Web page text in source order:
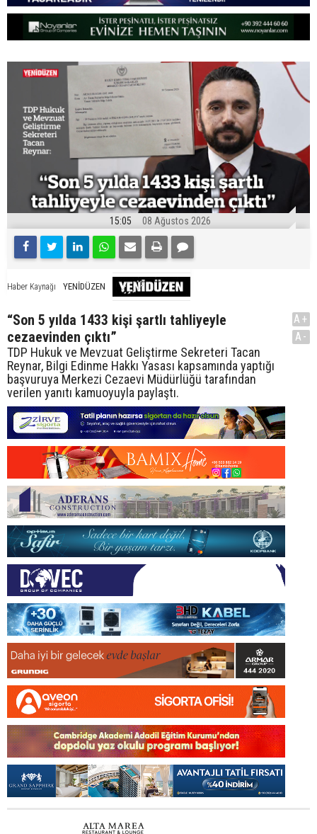
15:05 08 Ağustos 2026
Haber Kaynağı YENİDÜZEN
“Son 5 yılda 1433 kişi şartlı tahliyeyle
cezaevinden çıktı”
TDP Hukuk ve Mevzuat Geliştirme Sekreteri Tacan
Reynar, Bilgi Edinme Hakkı Yasası kapsamında yaptığı
başvuruya Merkezi Cezaevi Müdürlüğü tarafından
verilen yanıtı kamuoyuyla paylaştı.
A+
A-